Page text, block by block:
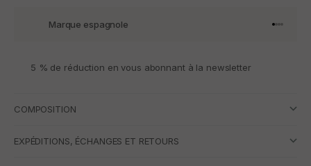
Marque espagnole Aller à
Aller à
Aller à
Aller
5 % de réduction en vous abonnant à la newsletter
COMPOSITION
EXPÉDITIONS, ÉCHANGES ET RETOURS